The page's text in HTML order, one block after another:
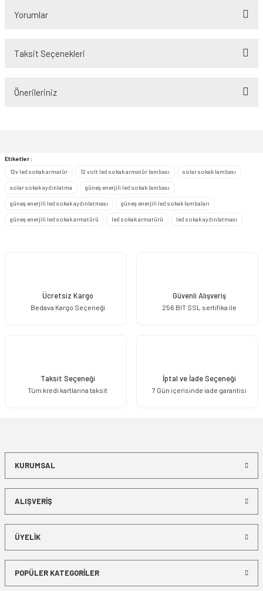
Yorumlar
Taksit Seçenekleri
Önerileriniz
Etiketler :
12v led sokak armatür
12 volt led sokak armatür lambası solar sokak lambası
solar sokak aydınlatma güneş enerjili led sokak lambası
güneş enerjili led sokak aydınlatması güneş enerjili led sokak lambaları
güneş enerjili led sokak armatürü led sokak armatürü led sokak aydınlatması
Ücretsiz Kargo
Bedava Kargo Seçeneği
Güvenli Alışveriş
256 BIT SSL sertifika ile
Taksit Seçeneği
Tüm kredi kartlarına taksit
İptal ve İade Seçeneği
7 Gün içerisinde iade garantisi
KURUMSAL
ALIŞVERİŞ
ÜYELİK
POPÜLER KATEGORİLER